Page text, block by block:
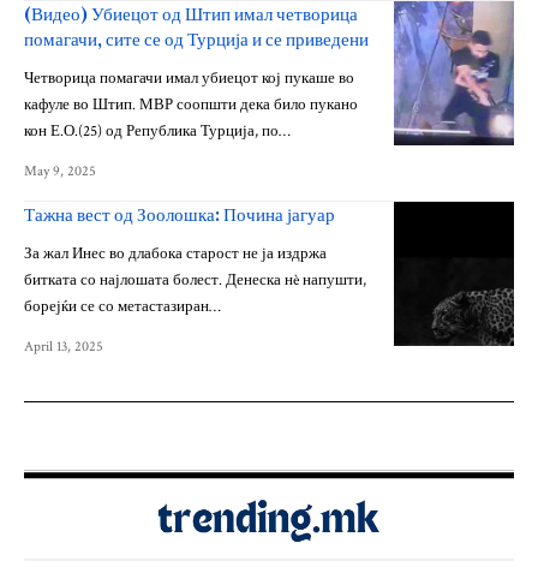
(Видео) Убиецот од Штип имал четворица
помагачи, сите се од Турција и се приведени
Четворица помагачи имал убиецот кој пукаше во
кафуле во Штип. МВР соопшти дека било пукано
кон Е.О.(25) од Република Турција, по…
May 9, 2025
Тажна вест од Зоолошка: Почина јагуар
За жал Инес во длабока старост не ја издржа
битката со најлошата болест. Денеска нè напушти,
борејќи се со метастазиран…
April 13, 2025